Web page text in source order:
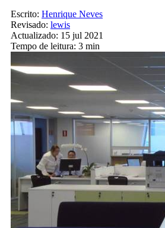
Escrito: Henrique Neves
Revisado: lewis
Actualizado: 15 jul 2021
Tempo de leitura: 3 min